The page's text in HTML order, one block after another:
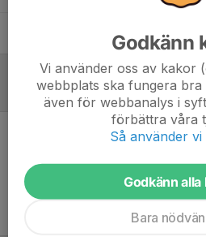
Stefan KirchTränare
Referat
Godkänn
Vi använder oss av kakor
webbplats ska fungera bra
även för webbanalys i
förbättra våra
Så använder vi
Godkänn alla
Bara